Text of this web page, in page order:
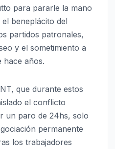
para pararle la mano
beneplácito del
partidos patronales,
y el sometimiento a
hace años.
que durante estos
el conflicto
un paro de 24hs, solo
permanente
los trabajadores